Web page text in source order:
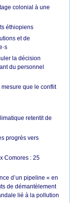
colonial à une
éthiopiens
et de
la décision
du personnel
mesure que le conflit
retentit de
progrès vers
Comores : 25
d’un pipeline « en
de démantèlement
lié à la pollution